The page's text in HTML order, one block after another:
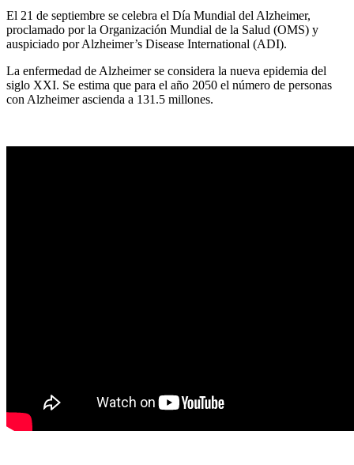
El 21 de septiembre se celebra el Día Mundial del Alzheimer,
proclamado por la Organización Mundial de la Salud (OMS) y
auspiciado por Alzheimer’s Disease International (ADI).
La enfermedad de Alzheimer se considera la nueva epidemia del
siglo XXI. Se estima que para el año 2050 el número de personas
con Alzheimer ascienda a 131.5 millones.